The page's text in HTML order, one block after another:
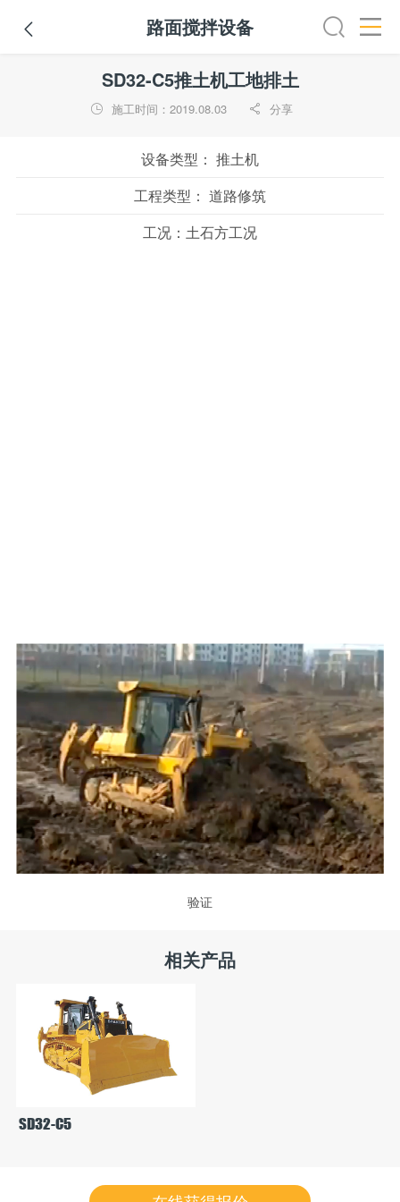
 路面搅拌设备
摊铺机 冷再生机 吊管机 混凝土搅拌设备
SD32-C5推土机工地排土
 施工时间：2019.08.03  分享
设备类型： 推土机
工程类型： 道路修筑
工况： 土石方工况
验证
相关产品
SD32-C5